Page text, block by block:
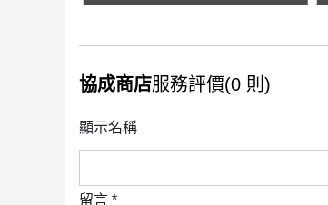
協成商店服務評價(0 則)
顯示名稱
留言 *